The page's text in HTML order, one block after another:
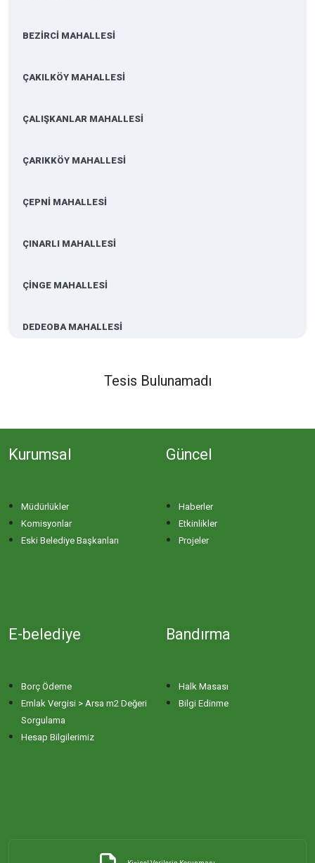
BEZİRCİ MAHALLESİ
ÇAKILKÖY MAHALLESİ
ÇALIŞKANLAR MAHALLESİ
ÇARIKKÖY MAHALLESİ
ÇEPNİ MAHALLESİ
ÇINARLI MAHALLESİ
ÇİNGE MAHALLESİ
DEDEOBA MAHALLESİ
DOĞANPINAR MAHALLESİ
DUTLİMAN MAHALLESİ
ERİKLİ MAHALLESİ
ESKİZİRAATLİ MAHALLESİ
Tesis Bulunamadı
Kurumsal
Müdürlükler
Komisyonlar
Eski Belediye Başkanları
Güncel
Haberler
Etkinlikler
Projeler
E-belediye
Borç Ödeme
Emlak Vergisi > Arsa m2 Değeri
Sorgulama
Hesap Bilgilerimiz
Bandırma
Halk Masası
Bilgi Edinme